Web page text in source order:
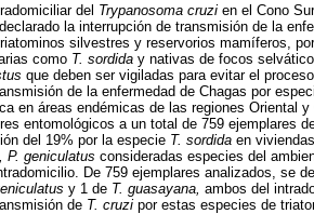
del Trypanosoma cruzi en el Cono
la interrupción de transmisión de la
silvestres y reservorios mamíferos,
como T. sordida y nativas de focos
que deben ser vigiladas para evitar el
de la enfermedad de Chagas por
en áreas endémicas de las regiones Oriental
entomológicos a un total de 759 ejemplares
del 19% por la especie T. sordida en
P. geniculatus consideradas especies del
De 759 ejemplares analizados, se
y 1 de T. guasayana, ambos del
de T. cruzi por estas especies de